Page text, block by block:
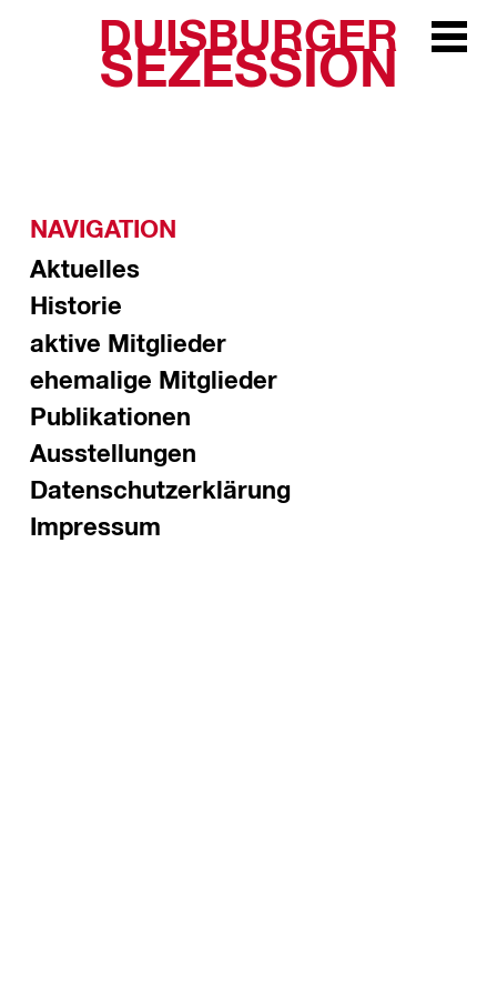
Zur
DUISBURGER
SEZESSION
NAVIGATION
Aktuelles
Historie
aktive Mitglieder
ehemalige Mitglieder
Publikationen
Ausstellungen
Datenschutzerklärung
Impressum